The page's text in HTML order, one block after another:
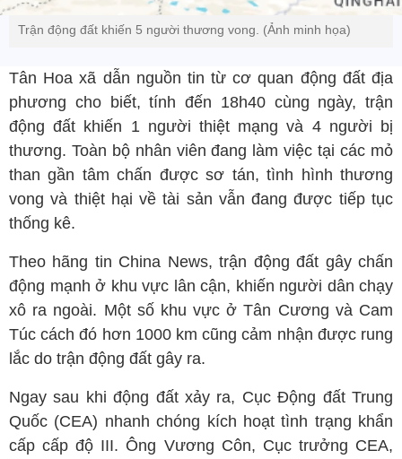
Trận động đất khiến 5 người thương vong. (Ảnh minh họa)
Tân Hoa xã dẫn nguồn tin từ cơ quan động đất địa
phương cho biết, tính đến 18h40 cùng ngày, trận
động đất khiến 1 người thiệt mạng và 4 người bị
thương. Toàn bộ nhân viên đang làm việc tại các mỏ
than gần tâm chấn được sơ tán, tình hình thương
vong và thiệt hại về tài sản vẫn đang được tiếp tục
thống kê.
Theo hãng tin China News, trận động đất gây chấn
động mạnh ở khu vực lân cận, khiến người dân chạy
xô ra ngoài. Một số khu vực ở Tân Cương và Cam
Túc cách đó hơn 1000 km cũng cảm nhận được rung
lắc do trận động đất gây ra.
Ngay sau khi động đất xảy ra, Cục Động đất Trung
Quốc (CEA) nhanh chóng kích hoạt tình trạng khẩn
cấp cấp độ III. Ông Vương Côn, Cục trưởng CEA,